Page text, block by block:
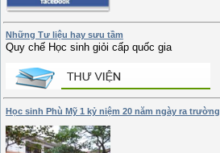
Những Tư liệu hay sưu tầm
Quy chế Học sinh giỏi cấp quốc gia
Học sinh Phù Mỹ 1 kỷ niệm 20 năm ngày ra trường